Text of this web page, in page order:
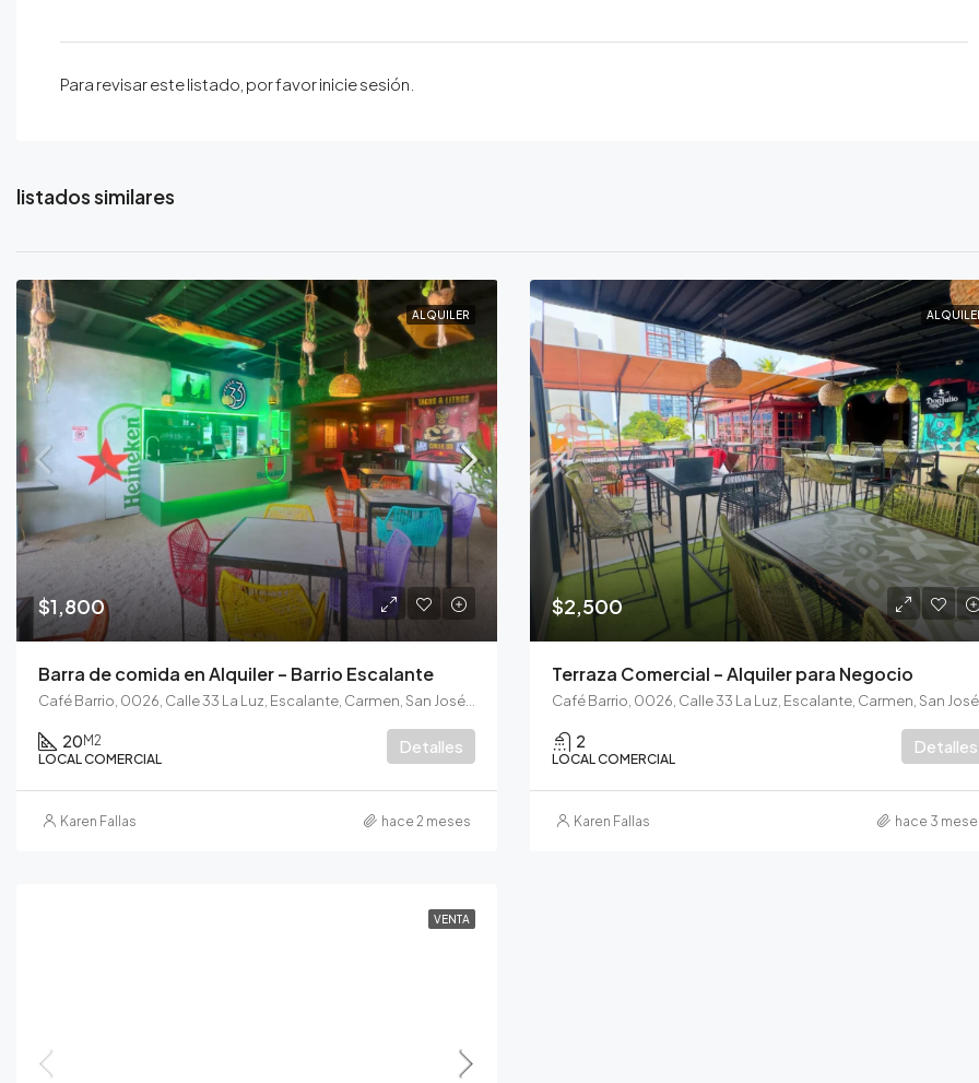
Para revisar este listado, por favor inicie sesión.
listados similares
ALQUILER
$1,800
Barra de comida en Alquiler – Barrio Escalante
20M2
LOCAL COMERCIAL
Detalles
Karen Fallas hace 2 meses
$2,500
Terraza Comercial – Alquiler para Negocio
2
LOCAL COMERCIAL
Detalles
Karen Fallas hace 3
VENTA